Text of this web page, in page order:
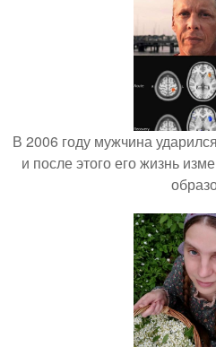
В 2006 году мужчина
и после этого его жизнь